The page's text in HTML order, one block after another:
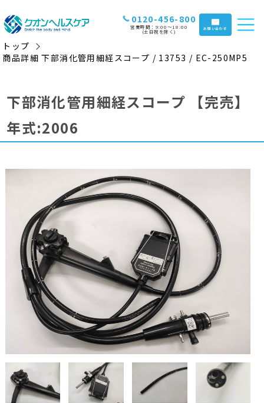
0120-456-800
営業時間：9:00〜18:00
(土日祝を除く) お問い合わせ
トップ
商品詳細 下部消化管用細経スコープ / 13753 / EC-250MP5
下部消化管用細経スコープ
【完売】
年式:2006